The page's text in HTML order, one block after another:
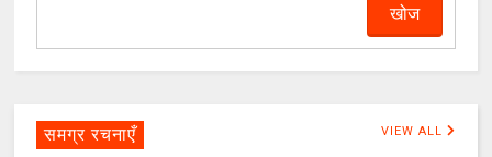
समग्र रचनाएँ VIEW ALL